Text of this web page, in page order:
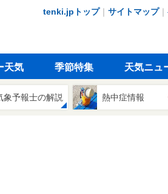
tenki.jpトップ｜ サイトマップ｜
天気 季節特集 天気ニュ
象予報士の解説 熱中症情報